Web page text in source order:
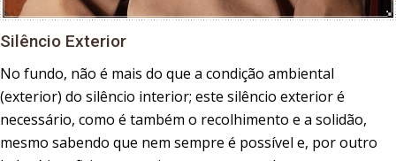
Silêncio Exterior
No fundo, não é mais do que a condição ambiental
(exterior) do silêncio interior; este silêncio exterior é
necessário, como é também o recolhimento e a solidão,
mesmo sabendo que nem sempre é possível e, por outro